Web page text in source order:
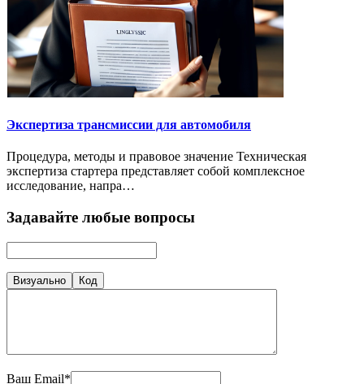
Экспертиза трансмиссии для автомобиля
Процедура, методы и правовое значение Техническая
экспертиза стартера представляет собой комплексное
исследование, напра…
Задавайте любые вопросы
Визуально Код
Ваш Email*